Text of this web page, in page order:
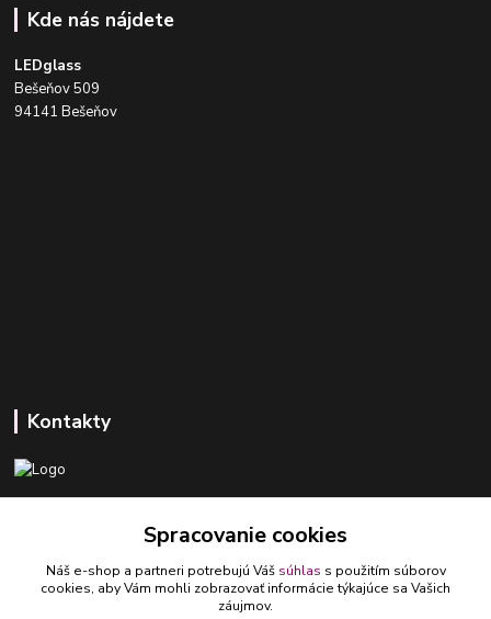
Kde nás nájdete
LEDglass
Bešeňov 509
94141 Bešeňov
Kontakty
ledlumar@ledlumar.sk
Spracovanie cookies
Náš e-shop a partneri potrebujú Váš súhlas s použitím súborov
cookies, aby Vám mohli zobrazovať informácie týkajúce sa Vašich
záujmov.